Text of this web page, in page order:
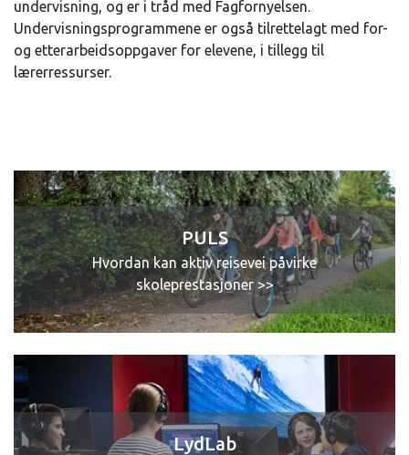
undervisning, og er i tråd med Fagfornyelsen.
Undervisningsprogrammene er også tilrettelagt med for-
og etterarbeidsoppgaver for elevene, i tillegg til
lærerressurser.
PULS
Hvordan kan aktiv reisevei påvirke
skoleprestasjoner >>
LydLab